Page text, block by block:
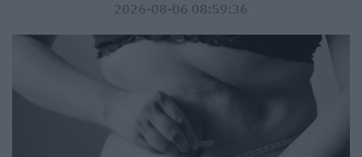
2026-08-06 08:59:36